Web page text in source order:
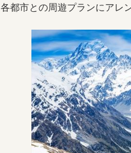
各都市との周遊プランにアレ